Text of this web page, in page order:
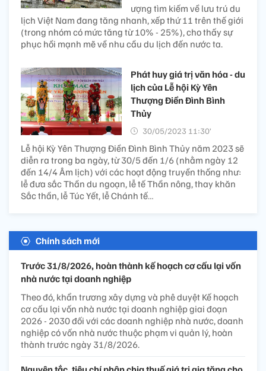
ượng tìm kiếm về lưu trú du
lịch Việt Nam đang tăng nhanh, xếp thứ 11 trên thế giới
(trong nhóm có mức tăng từ 10% - 25%), cho thấy sự
phục hồi mạnh mẽ về nhu cầu du lịch đến nước ta.
Phát huy giá trị văn hóa - du
lịch của Lễ hội Kỳ Yên
Thượng Điền Đình Bình
Thủy
30/05/2023 11:30’
Lễ hội Kỳ Yên Thượng Điền Đình Bình Thủy năm 2023 sẽ
diễn ra trong ba ngày, từ 30/5 đến 1/6 (nhằm ngày 12
đến 14/4 Âm lịch) với các hoạt động truyền thống như:
lễ đưa sắc Thần du ngoạn, lễ tế Thần nông, thay khăn
Sắc thần, lễ Túc Yết, lễ Chánh tế…
Chính sách mới
Trước 31/8/2026, hoàn thành kế hoạch cơ cấu lại vốn
nhà nước tại doanh nghiệp
Theo đó, khẩn trương xây dựng và phê duyệt Kế hoạch
cơ cấu lại vốn nhà nước tại doanh nghiệp giai đoạn
2026 - 2030 đối với các doanh nghiệp nhà nước, doanh
nghiệp có vốn nhà nước thuộc phạm vi quản lý, hoàn
thành trước ngày 31/8/2026.